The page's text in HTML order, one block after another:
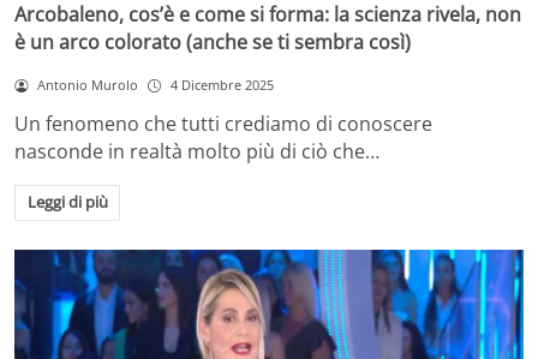
Arcobaleno, cos’è e come si forma: la scienza rivela, non
è un arco colorato (anche se ti sembra così)
Antonio Murolo 4 Dicembre 2025
Un fenomeno che tutti crediamo di conoscere
nasconde in realtà molto più di ciò che…
Leggi di più